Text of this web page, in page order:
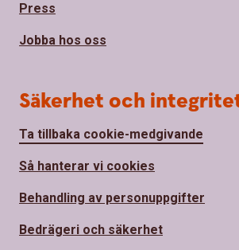
Press
Jobba hos oss
Säkerhet och
Ta tillbaka cookie-medgivande
Så hanterar vi cookies
Behandling av personuppgifter
Bedrägeri och säkerhet